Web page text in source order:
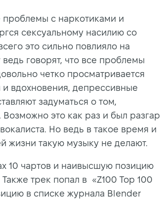
проблемы с наркотиками и
сексуальному насилию со
это сильно повлияло на
говорят, что все проблемы
четко просматривается
вдохновения, депрессивные
задуматься о том,
это как раз и был разгар
Но ведь в такое время и
такую музыку не делают.
10 чартов и наивысшую позицию
трек попал в «Z100 Top 100
в списке журнала Blender